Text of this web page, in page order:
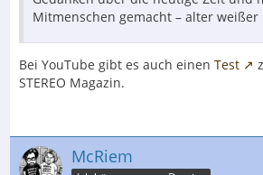
Mitmenschen gemacht – alter
Bei YouTube gibt es auch einen Test
STEREO Magazin.
McRiem